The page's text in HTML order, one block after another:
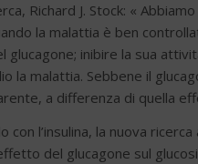
Richard J. Stock: «
la malattia è ben
inibire la sua
la malattia. Sebbene il
a differenza di quella
l’insulina, la nuova
del glucagone sul